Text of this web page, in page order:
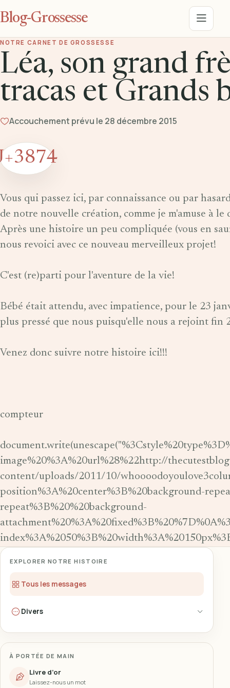
Blog-Grossesse Menu
NOTRE CARNET DE GROSSESSE
Léa, son grand
tracas et Grands
Accouchement prévu le 28 décembre 2015
Vous qui passez ici, par connaissance ou par
de notre nouvelle création, comme je m'amuse à le
Après une histoire un peu compliquée (vous en
nous revoici avec ce nouveau merveilleux projet!
C'est (re)parti pour l'aventure de la vie!
Bébé était attendu, avec impatience, pour le 23
plus pressé que nous puisqu'elle nous a rejoint fin
Venez donc suivre notre histoire ici!!!
compteur
image%20%3A%20url%28%22http://
content/uploads/2011/10/
position%3A%20center%3B%20background-
repeat%3B%20%20background-
EXPLORER NOTRE HISTOIRE
Tous les messages
Divers
À PORTÉE DE MAIN
Livre d’or
Laissez-nous un mot